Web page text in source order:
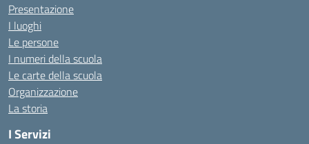
Presentazione
I luoghi
Le persone
I numeri della scuola
Le carte della scuola
Organizzazione
La storia
I Servizi